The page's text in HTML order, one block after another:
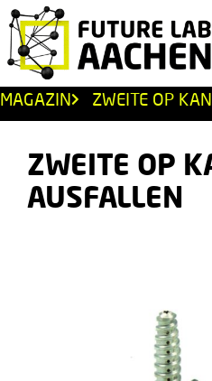
MAGAZIN ZWEITE OP
ZWEITE OP
AUSFALLEN